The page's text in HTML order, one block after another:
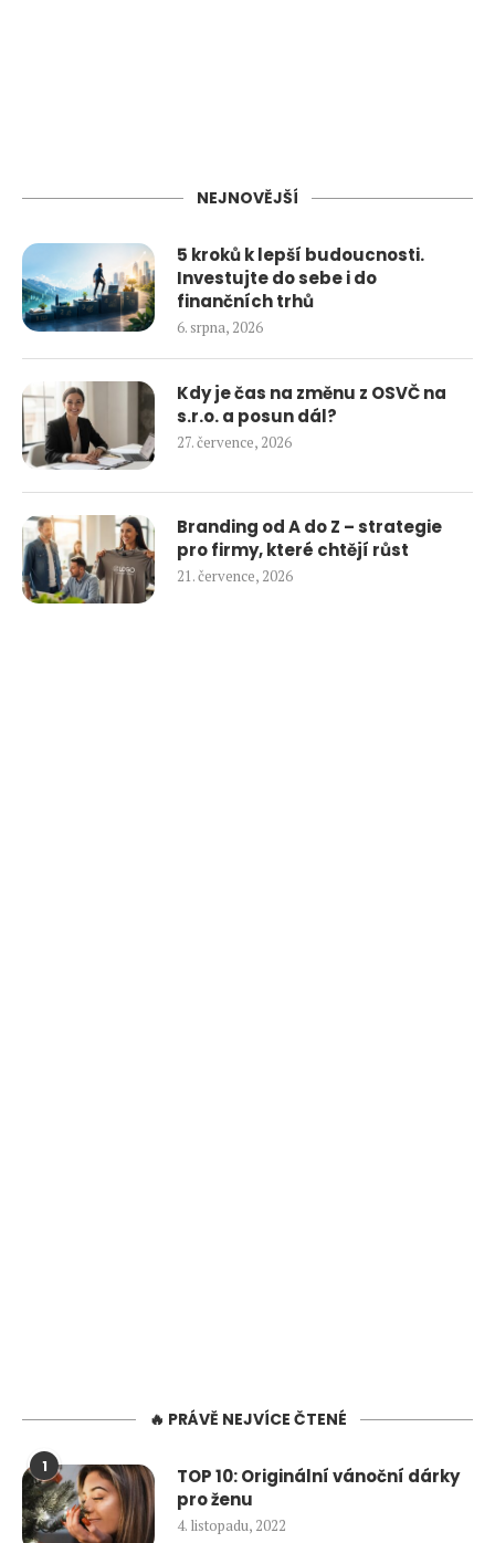
NEJNOVĚJŠÍ
5 kroků k lepší budoucnosti.
Investujte do sebe i do
finančních trhů
6. srpna, 2026
Kdy je čas na změnu z OSVČ na
s.r.o. a posun dál?
27. července, 2026
Branding od A do Z – strategie
pro firmy, které chtějí růst
21. července, 2026
🔥 PRÁVĚ NEJVÍCE ČTENÉ
1
TOP 10: Originální vánoční dárky
pro ženu
4. listopadu, 2022